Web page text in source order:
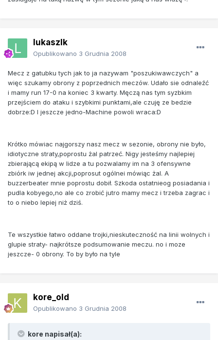
lukaszlk
Opublikowano 3 Grudnia 2008
Mecz z gatubku tych jak to ja nazywam "poszukiwawczych" a
więc szukamy obrony z poprzednich meczów. Udało sie odnaleźć
i mamy run 17-0 na koniec 3 kwarty. Męczą nas tym syzbkim
przejściem do ataku i szybkimi punktami,ale czuję ze bedzie
dobrze:D I jeszcze jedno-Machine powoli wraca:D
Krótko mówiac najgorszy nasz mecz w sezonie, obrony nie było,
idiotyczne straty,poprostu żal patrzeć. Nigy jesteśmy najlepiej
zbierającą ekipą w lidze a tu pozwalamy im na 3 ofensywne
zbiórk iw jednej akcji,poprosut ogólnei mówiąc żal. A
buzzerbeater mnie poprostu dobił. Szkoda ostatnieog posiadania i
pudla kobyego,no ale co zrobić jutro mamy mecz i trzeba zagrac i
to o niebo lepiej niż dziś.
Te wszystkie łatwo oddane trojki,nieskuteczność na linii wolnych i
glupie straty- najkrótsze podsumowanie meczu. no i moze
jeszcze- 0 obrony. To by było na tyle
kore_old
Opublikowano 3 Grudnia 2008
kore napisał(a):